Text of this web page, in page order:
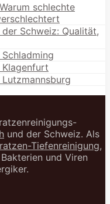
schlechte
Schweiz: Qualität,
und der Schweiz. Als
Tiefenreinigung,
und Viren